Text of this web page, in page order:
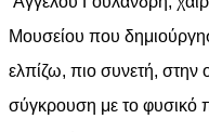
Μουσείου που
ελπίζω, πιο συνετή, στην
σύγκρουση με το φυσικό